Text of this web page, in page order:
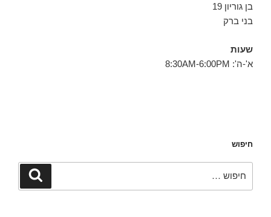
בן גוריון 19
בני ברק
שעות
א'-ה': 8:30AM-6:00PM
חיפוש
חיפוש